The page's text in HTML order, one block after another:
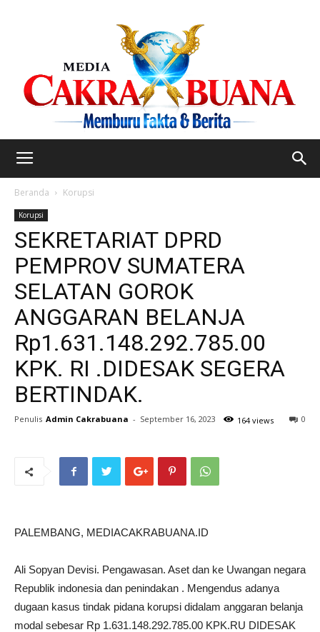
Beranda Korupsi
Korupsi
SEKRETARIAT DPRD
PEMPROV SUMATERA
SELATAN GOROK
ANGGARAN BELANJA
Rp1.631.148.292.785.00
KPK. RI .DIDESAK SEGERA
BERTINDAK.
Penulis Admin Cakrabuana - September 16, 2023 0
164 views
PALEMBANG, MEDIACAKRABUANA.ID
Ali Sopyan Devisi. Pengawasan. Aset dan ke Uwangan negara
Republik indonesia dan penindakan . Mengendus adanya
dugaan kasus tindak pidana korupsi didalam anggaran belanja
modal sebesar Rp 1.631.148.292.785.00 KPK.RU DIDESAK